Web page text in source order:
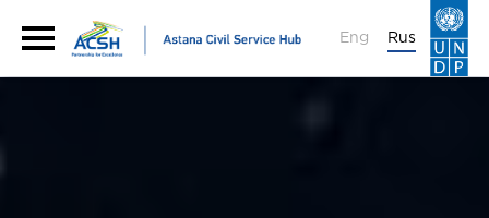
Eng Rus